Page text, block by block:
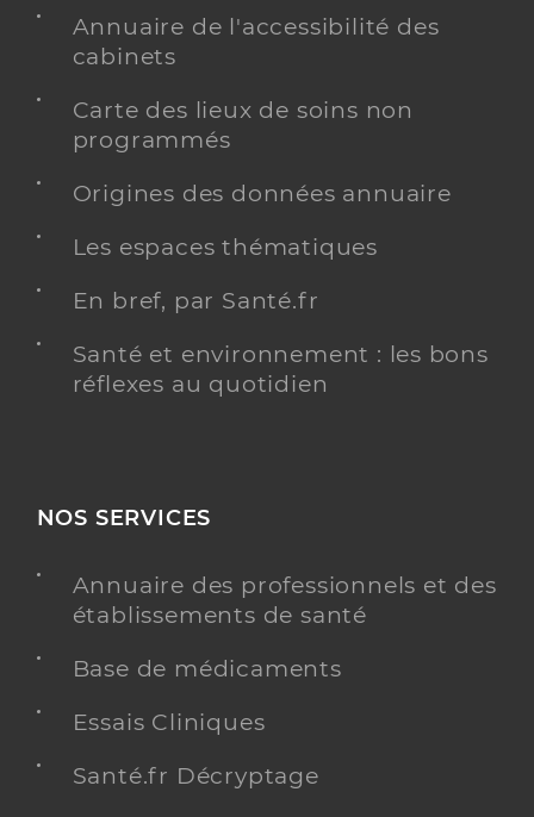
Annuaire de l'accessibilité des
cabinets
Carte des lieux de soins non
programmés
Origines des données annuaire
Les espaces thématiques
En bref, par Santé.fr
Santé et environnement : les bons
réflexes au quotidien
NOS SERVICES
Annuaire des professionnels et des
établissements de santé
Base de médicaments
Essais Cliniques
Santé.fr Décryptage